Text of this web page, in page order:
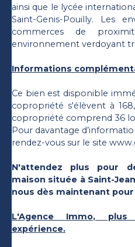
ainsi que le lycée
Saint-Genis-Pouilly. Les
commerces de
environnement verdoyant
Informations
Ce bien est disponible
copropriété s'élèvent à
copropriété comprend 36
Pour davantage
rendez-vous sur le site
N'attendez plus pour
maison située à Saint-
nous dès maintenant
L'Agence Immo,
expérience.